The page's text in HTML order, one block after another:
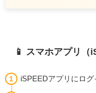
📱 スマホアプリ（
iSPEEDアプリにログ